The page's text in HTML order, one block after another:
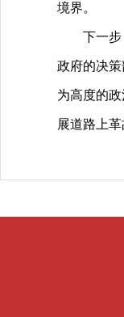
境界。
下一步，
政府的决
为高度的
展道路上